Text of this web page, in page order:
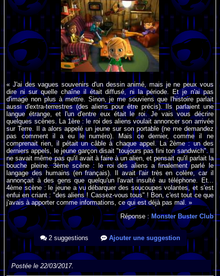
« J'ai des vagues souvenirs d'un dessin animé, mais je ne peux vous
dire ni sur quelle chaîne il était diffusé, ni la période. Et je n'ai pas
d'image non plus à mettre. Sinon, je me souviens que l'histoire parlait
aussi d'extra-terrestres (des aliens pour être précis). Ils parlaient une
langue étrange, et l'un d'entre eux était le roi. Je vais vous décrire
quelques scènes. La 1ère : le roi des aliens voulait annoncer son arrivée
sur Terre. Il a alors appelé un jeune sur son portable (ne me demandez
pas comment il a eu le numéro). Mais ce dernier, comme il ne
comprenait rien, il pétait un câble à chaque appel. La 2ème : un des
derniers appels, le jeune garçon disait "toujours pas fini ton sandwich". Il
ne savait même pas qu'il avait à faire à un alien, et pensait qu'il parlait la
bouche pleine. 3ème scène : le roi des aliens a finalement parlé le
langage des humains (en français). Il avait l'air très en colère, car il
annonçait à des gens que quelqu'un l'avait insulté au téléphone. Et...
4ème scène : le jeune a vu débarquer des soucoupes volantes, et s'est
enfui en criant : "des aliens ! Cassez-vous tous" ! Bon, c'est tout ce que
j'avais à apporter comme informations, ce qui est déjà pas mal. »
Réponse : Monster Buster Club
2 suggestions Ajouter une suggestion
Postée le 22/03/2017.